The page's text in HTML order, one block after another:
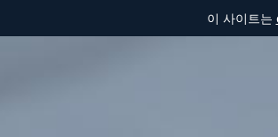
이 사이트는